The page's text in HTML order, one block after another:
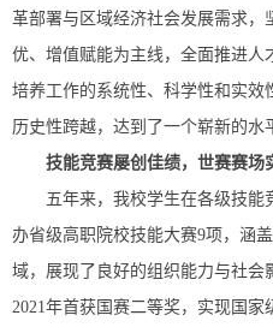
革部署与区域经济社会发展需求
优、增值赋能为主线，全面推进人
培养工作的系统性、科学性和实效
历史性跨越，达到了一个崭新的水
技能竞赛屡创佳绩，世赛赛场
五年来，我校学生在各级技
办省级高职院校技能大赛9项，涵
域，展现了良好的组织能力与社会
2021年首获国赛二等奖，实现国